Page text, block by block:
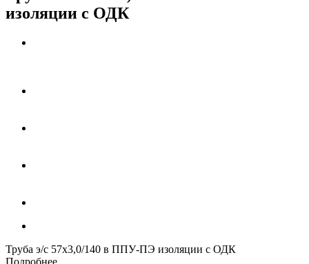
изоляции с ОДК
Труба э/с 57х3,0/140 в ППУ-ПЭ изоляции с ОДК
Подробнее